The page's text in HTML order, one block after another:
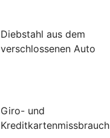
Diebstahl aus dem
verschlossenen Auto
Giro- und
Kreditkartenmissbrauch